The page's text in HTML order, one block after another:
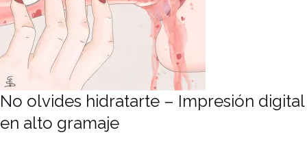
No olvides hidratarte – Impresión digital
en alto gramaje